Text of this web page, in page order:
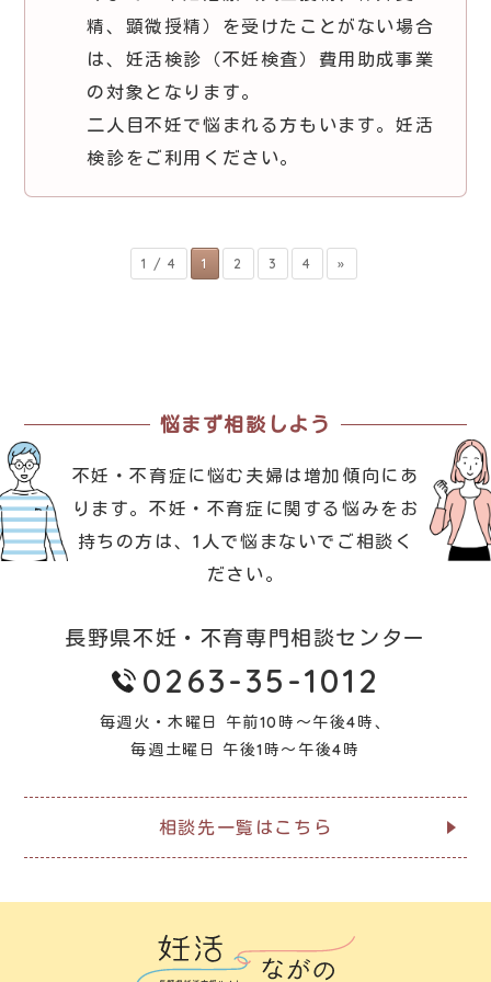
精、顕微授精）を受けたことがない場合
は、妊活検診（不妊検査）費用助成事業
の対象となります。
二人目不妊で悩まれる方もいます。妊活
検診をご利用ください。
1 / 4 1 2 3 4 »
悩まず相談しよう
不妊・不育症に悩む夫婦は増加傾向にあ
ります。 不妊・不育症に関する悩みをお
持ちの方は、1人で悩まないでご相談く
ださい。
長野県不妊・不育専門相談センター
0263-35-1012
毎週火・木曜日 午前10時～午後4時、
毎週土曜日 午後1時～午後4時
相談先一覧はこちら